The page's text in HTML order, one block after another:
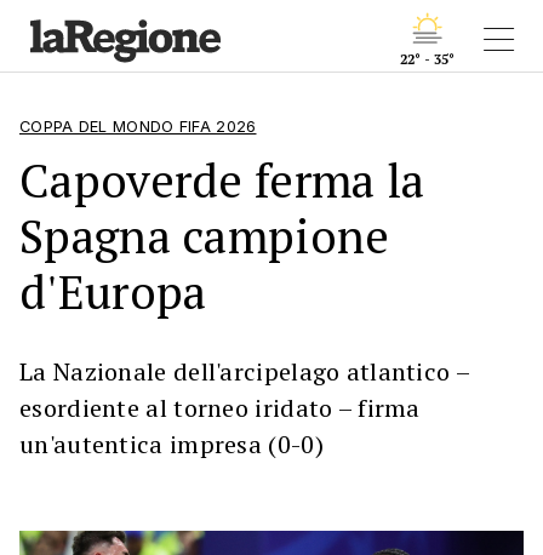
22° - 35°
COPPA DEL MONDO FIFA 2026
Capoverde ferma la
Spagna campione
d'Europa
La Nazionale dell'arcipelago atlantico –
esordiente al torneo iridato – firma
un'autentica impresa (0-0)